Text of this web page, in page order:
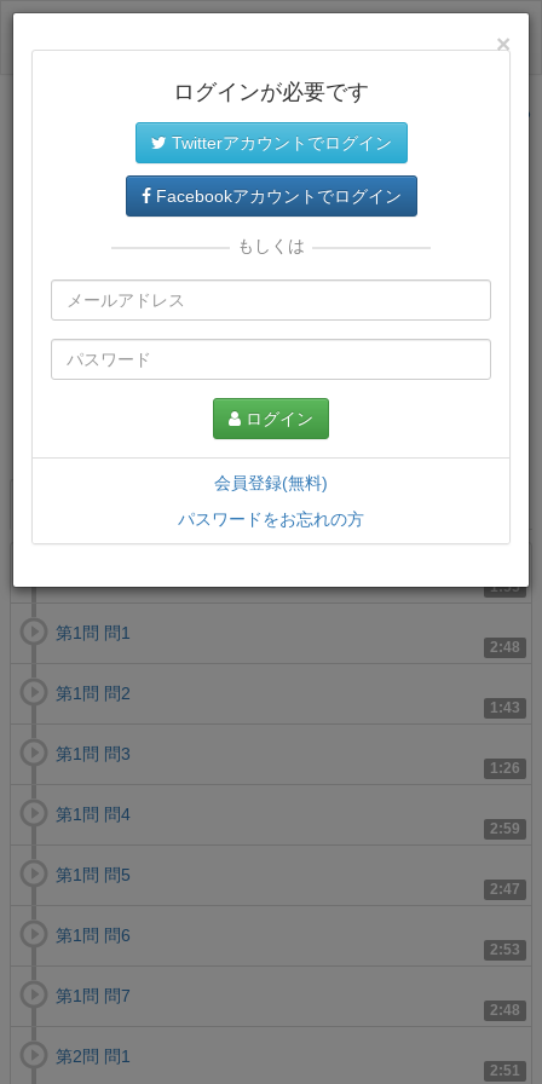
サイトトップに戻る
1:55
2:48
第1問 問1
1:43
第1問 問2
1:26
第1問 問3
2:59
第1問 問4
2:47
第1問 問5
2:53
第1問 問6
2:48
第1問 問7
2:51
第2問 問1
×
ログインが必要です
Twitterアカウントでログイン
Facebookアカウントでログイン
もしくは
ログイン
会員登録(無料)
パスワードをお忘れの方